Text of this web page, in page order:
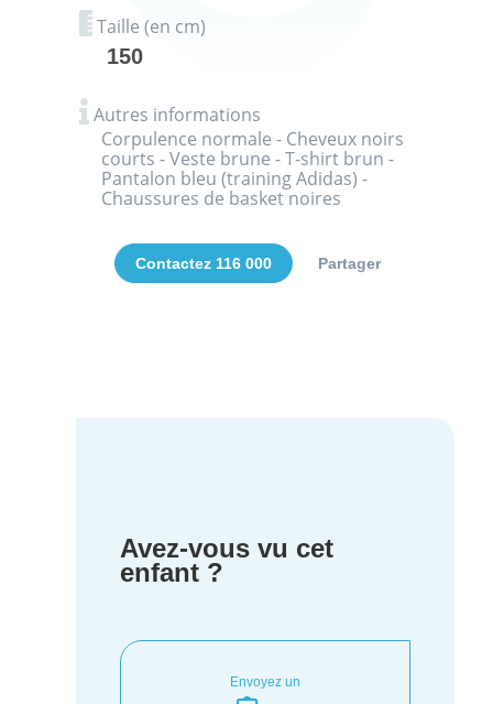
Taille (en cm)
150
Autres informations
Corpulence normale - Cheveux noirs
courts - Veste brune - T-shirt brun -
Pantalon bleu (training Adidas) -
Chaussures de basket noires
Contactez 116 000 Partager
Avez-vous vu cet
enfant ?
Envoyez un